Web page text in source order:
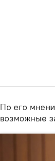
По его
возможные